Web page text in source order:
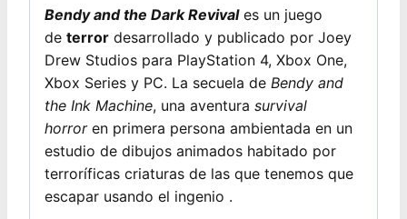
Bendy and the Dark Revivales un juego
de terror desarrollado y publicado por Joey
Drew Studios para PlayStation 4, Xbox One,
Xbox Series y PC. La secuela de Bendy and
the Ink Machine, una aventura survival
horroren primera persona ambientada en un
estudio de dibujos animados habitado por
terroríficas criaturas de las que tenemos que
escapar usando el ingenio .